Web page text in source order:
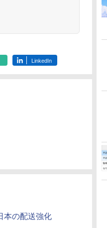
LinkedIn
本の配送強化